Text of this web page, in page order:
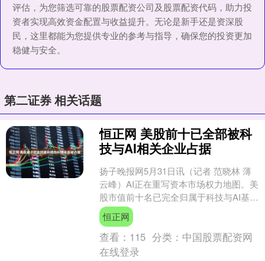
评估，为您筛选可靠的股票配资公司及股票配资代码，助力投
资者实现高效资金配置与收益提升。无论是新手还是资深股
民，这里都能为您提供专业的参考与指导，确保您的投资更加
稳健与安全。
第二证券 相关话题
恒正网 美股前十已全部被科
技与AI相关企业占据
扬子晚报网5月31日讯（记者 范晓林 薄
云峰）AI正在重写资本市场权力地图。美
股市值前十名已完全归属于科技与AI基础
设施的巨头们。当地时间5月29日收盘，
美光科....
恒正网
查看： 115 分类： 中国股票配资网
在线登录